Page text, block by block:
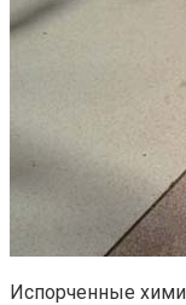
Испорченные